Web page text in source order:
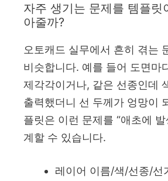
자주 생기는 문제를 템플릿
아줄까?
오토캐드 실무에서 흔히 겪는
비슷합니다. 예를 들어 도면마
제각각이거나, 같은 선종인데
출력했더니 선 두께가 엉망이
플릿은 이런 문제를 “애초에
계할 수 있습니다.
레이어 이름/색/선종/선